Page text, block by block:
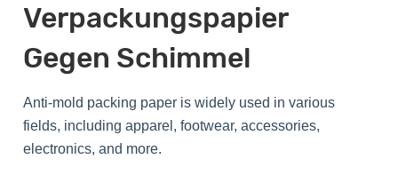
Verpackungspapier
Gegen Schimmel
Anti-mold packing paper is widely used in various
fields, including apparel, footwear, accessories,
electronics, and more.